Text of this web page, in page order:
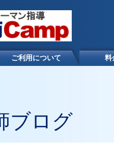
ご利用について 料
ブログ